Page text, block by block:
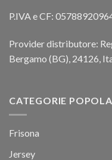
P.IVA e CF:
Provider distributore:
Bergamo (BG), 24126,
CATEGORIE
Frisona
Jersey